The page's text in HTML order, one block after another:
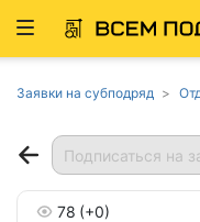
Развернуть
Заявки на субподряд
Подписаться на
78 (+0)